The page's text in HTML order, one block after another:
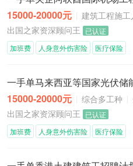
15000-20000元 建筑工程施工
出国之家资深顾问王 已认证
加班费 人身意外伤害险 医疗保险
一手单马来西亚等国家光伏储
15000-20000元 综合多工种
出国之家资深顾问王 已认证
加班费 人身意外伤害险 医疗保险